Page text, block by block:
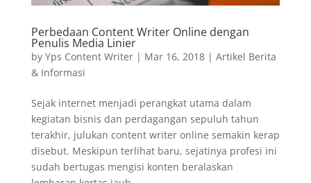
Perbedaan Content Writer Online dengan
Penulis Media Linier
by Yps Content Writer| Mar 16, 2018| Artikel Berita
& Informasi
Sejak internet menjadi perangkat utama dalam
kegiatan bisnis dan perdagangan sepuluh tahun
terakhir, julukan content writer online semakin kerap
disebut. Meskipun terlihat baru, sejatinya profesi ini
sudah bertugas mengisi konten beralaskan